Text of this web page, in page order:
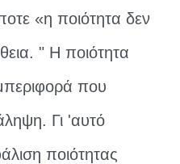
«η ποιότητα δεν
" Η ποιότητα
που
Γι 'αυτό
ποιότητας